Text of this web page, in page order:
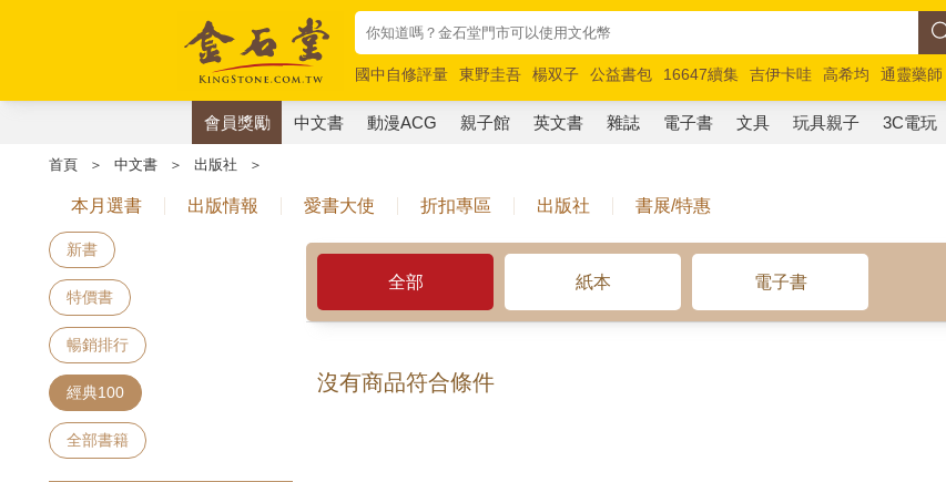
國中自修評量 東野圭吾 楊双子 公益書包 16647續集 吉伊卡哇 高希均
通靈藥師
唯紅花綻放
奧德賽 路邊攤新作 馬斯克 玩具總動員5 超慢跑
會員獎勵 中文書 動漫ACG 親子館 英文書 雜誌 電子書 文具 玩具親子 3C電玩
首頁 ＞ 中文書 ＞ 出版社 ＞
本月選書 出版情報 愛書大使 折扣專區 出版社 書展/特惠
新書
特價書
暢銷排行
經典100
全部書籍
全部 紙本 電子書
沒有商品符合條件